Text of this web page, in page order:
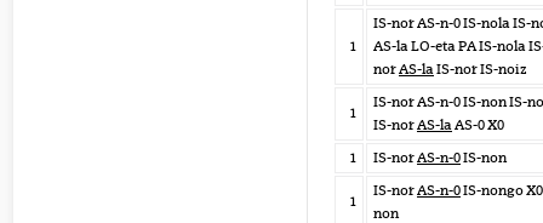
1
IS-nor AS-n-0 IS-nola IS-
AS-la LO-eta PA IS-nola
norAS-laIS-nor IS-noiz
1
IS-nor AS-n-0 IS-non IS-
IS-norAS-laAS-0 X0
1
IS-norAS-n-0IS-non
1
IS-norAS-n-0IS-nongo
non